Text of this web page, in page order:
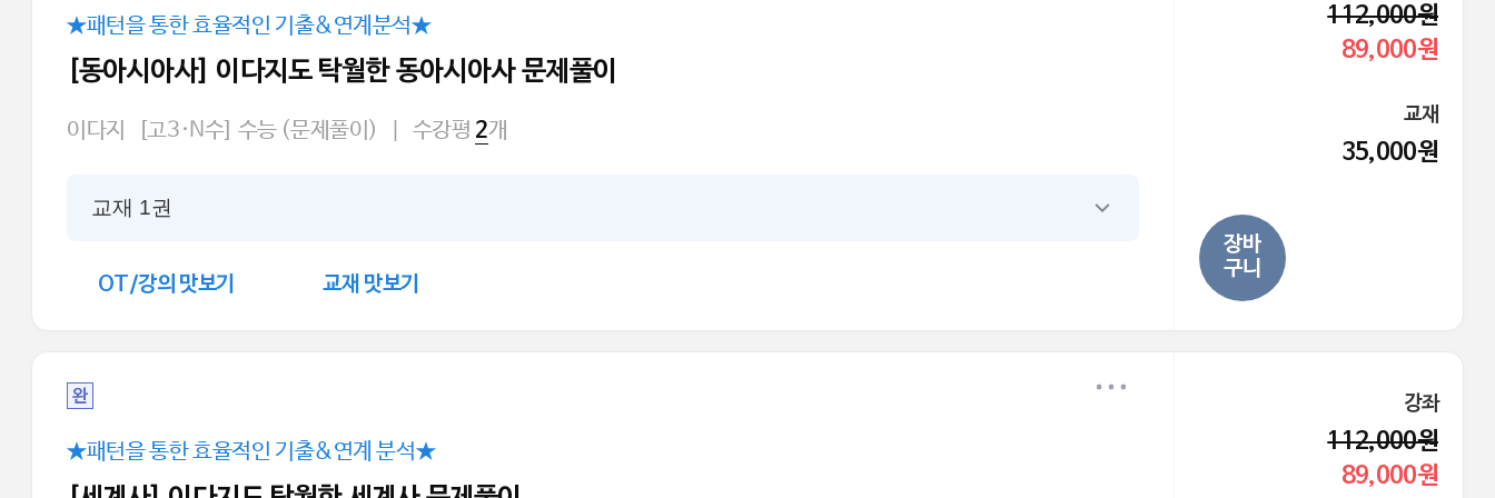
★패턴을 통한 효율적인 기출&연계분석★
[동아시아사] 이다지도 탁월한 동아시아사 문제풀이
이다지 [고3·N수] 수능 (문제풀이) 수강평 2개
교재 1권
OT/강의 맛보기 교재 맛보기
112,000원
89,000원
교재
35,000원
장바
구니
완
★패턴을 통한 효율적인 기출&연계 분석★
강좌
112,000원
89,000원